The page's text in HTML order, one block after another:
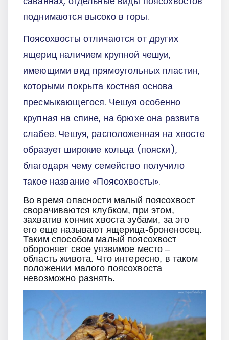
поднимаются высоко в горы.
Поясохвосты отличаются от других
ящериц наличием крупной чешуи,
имеющими вид прямоугольных пластин,
которыми покрыта костная основа
пресмыкающегося. Чешуя особенно
крупная на спине, на брюхе она развита
слабее. Чешуя, расположенная на хвосте
образует широкие кольца (пояски),
благодаря чему семейство получило
такое название «Поясохвосты».
Во время опасности малый поясохвост
сворачиваются клубком, при этом,
захватив кончик хвоста зубами, за это
его еще называют ящерица-броненосец.
Таким способом малый поясохвост
обороняет свое уязвимое место –
область живота. Что интересно, в таком
положении малого поясохвоста
невозможно разнять.